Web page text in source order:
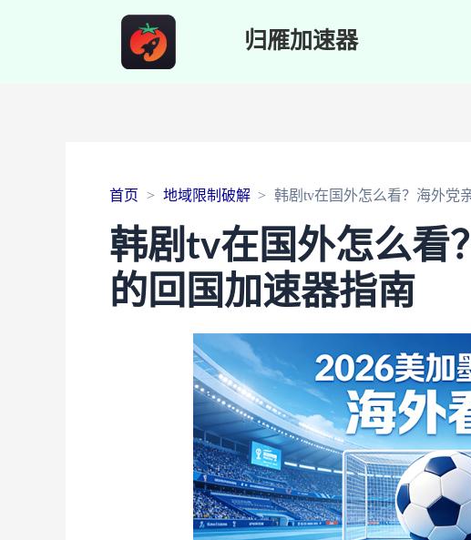
归雁加速器
首页 地域限制破解 韩剧tv在国外怎么看？海外党
韩剧tv在国外怎么看
的回国加速器指南